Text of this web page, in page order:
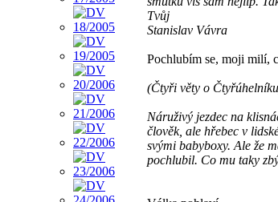
Tvůj
Stanislav Vávra
Pochlubím se, moji milí,
(Čtyři věty o
Náruživý jezdec na
člověk, ale hřebec v
svými babyboxy. Ale že
pochlubil. Co mu taky